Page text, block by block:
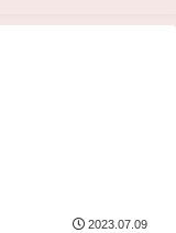
2023.07.09